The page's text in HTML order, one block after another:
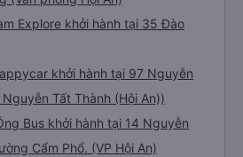
Explore khởi hành tại 35 Đào
khởi hành tại 97 Nguyễn
Tất Thành (Hội An))
Bus khởi hành tại 14 Nguyễn
Cẩm Phổ. (VP Hội An)